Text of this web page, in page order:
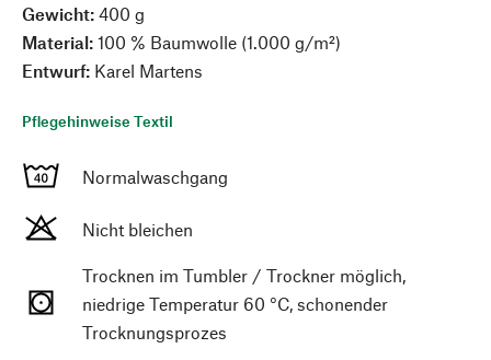
Gewicht: 400 g
Material: 100 % Baumwolle (1.000 g/m²)
Entwurf: Karel Martens
Pflegehinweise Textil
Normalwaschgang
Nicht bleichen
Trocknen im Tumbler / Trockner möglich,
niedrige Temperatur 60 °C, schonender
Trocknungsprozes